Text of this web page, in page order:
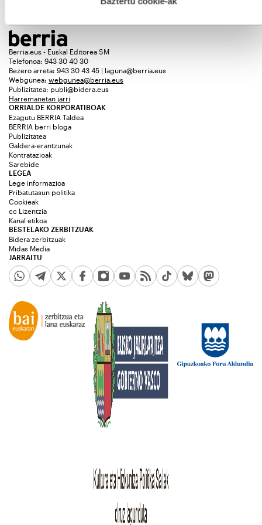
Berria.eus - Euskal Editorea SM
Telefonoa: 943 30 40 30
Bezero arreta: 943 30 43 45 | laguna@berria.eus
Webgunea: webgunea@berria.eus
Publizitatea: publi@bidera.eus
Harremanetan jarri
ORRIALDE KORPORATIBOAK
Ezagutu BERRIA Taldea
BERRIA berri bloga
Publizitatea
Galdera-erantzunak
Kontratazioak
Sarebide
JARRAITU
LEGEA
Lege informazioa
Pribatutasun politika
Cookieak
cc Lizentzia
Kanal etikoa
BESTELAKO ZERBITZUAK
Bidera zerbitzuak
Midas Media